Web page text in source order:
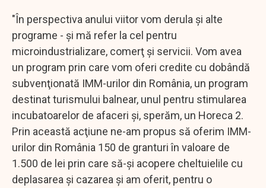
"În perspectiva anului viitor vom derula şi alte
programe - şi mă refer la cel pentru
microindustrializare, comerţ şi servicii. Vom avea
un program prin care vom oferi credite cu dobândă
subvenţionată IMM-urilor din România, un program
destinat turismului balnear, unul pentru stimularea
incubatoarelor de afaceri şi, sperăm, un Horeca 2.
Prin această acţiune ne-am propus să oferim IMM-
urilor din România 150 de granturi în valoare de
1.500 de lei prin care să-şi acopere cheltuielile cu
deplasarea şi cazarea şi am oferit, pentru o